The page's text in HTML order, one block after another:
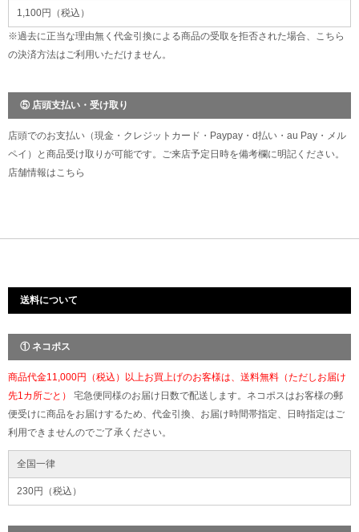
1,100円（税込）
※過去に正当な理由無く代金引換による商品の受取を拒否された場合、こちら
の決済方法はご利用いただけません。
⑤ 店頭支払い・受け取り
店頭でのお支払い（現金・クレジットカード・Paypay・d払い・au Pay・メル
ペイ）と商品受け取りが可能です。ご来店予定日時を備考欄に明記ください。
店舗情報はこちら
送料について
① ネコポス
商品代金11,000円（税込）以上お買上げのお客様は、送料無料（ただしお届け
先1カ所ごと） 宅急便同様のお届け日数で配送します。ネコポスはお客様の郵
便受けに商品をお届けするため、代金引換、お届け時間帯指定、日時指定はご
利用できませんのでご了承ください。
全国一律
230円（税込）